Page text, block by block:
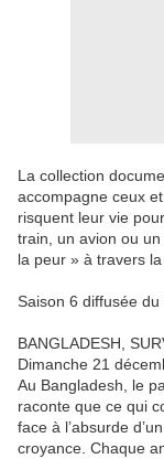
La collection
accompagne ceux
risquent leur vie
train, un avion ou
la peur » à travers la
Saison 6 diffusée
BANGLADESH,
Dimanche 21
Au Bangladesh, le
raconte que ce qui
face à l’absurde
croyance. Chaque